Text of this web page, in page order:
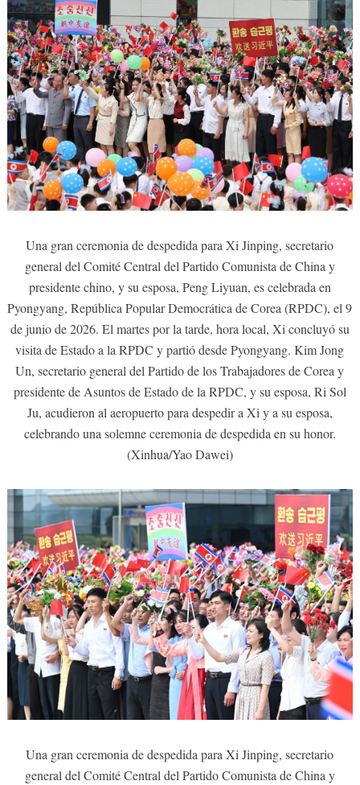
Una gran ceremonia de despedida para Xi Jinping, secretario
general del Comité Central del Partido Comunista de China y
presidente chino, y su esposa, Peng Liyuan, es celebrada en
Pyongyang, República Popular Democrática de Corea (RPDC), el 9
de junio de 2026. El martes por la tarde, hora local, Xi concluyó su
visita de Estado a la RPDC y partió desde Pyongyang. Kim Jong
Un, secretario general del Partido de los Trabajadores de Corea y
presidente de Asuntos de Estado de la RPDC, y su esposa, Ri Sol
Ju, acudieron al aeropuerto para despedir a Xi y a su esposa,
celebrando una solemne ceremonia de despedida en su honor.
(Xinhua/Yao Dawei)
Una gran ceremonia de despedida para Xi Jinping, secretario
general del Comité Central del Partido Comunista de China y